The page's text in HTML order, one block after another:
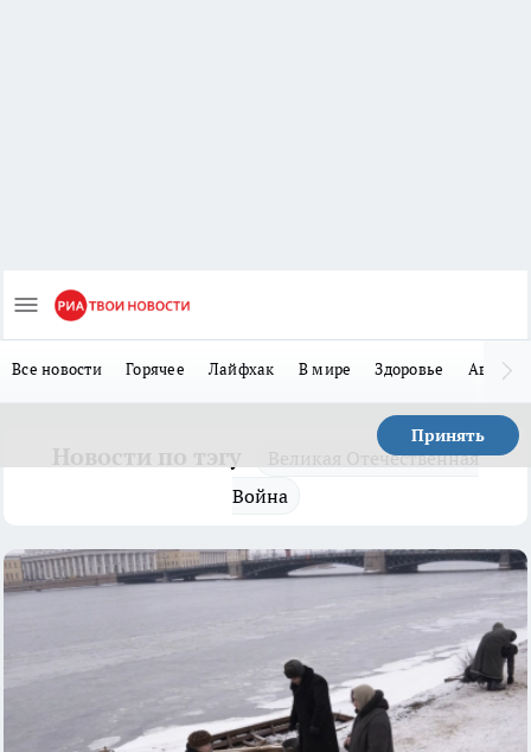
Все новости Горячее Лайфхак В мире Здоровье Авто
Принять
Великая Отечественная
Война